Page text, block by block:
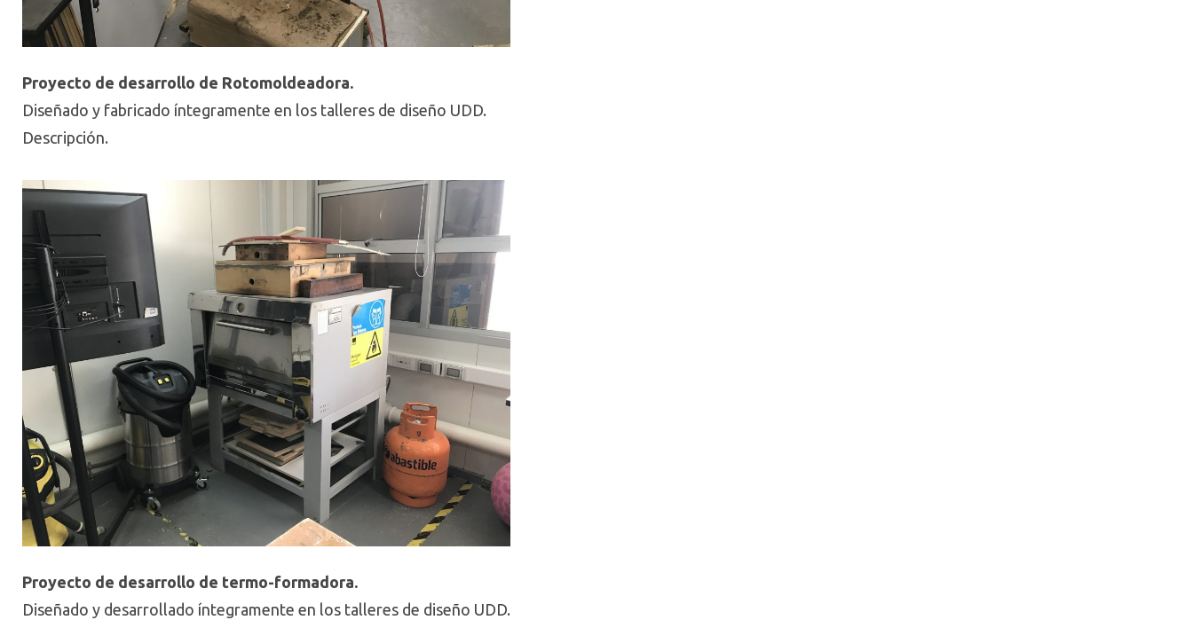
Proyecto de desarrollo de Rotomoldeadora.
Diseñado y fabricado íntegramente en los talleres de diseño UDD.
Descripción.
Proyecto de desarrollo de termo-formadora.
Diseñado y desarrollado íntegramente en los talleres de diseño UDD.